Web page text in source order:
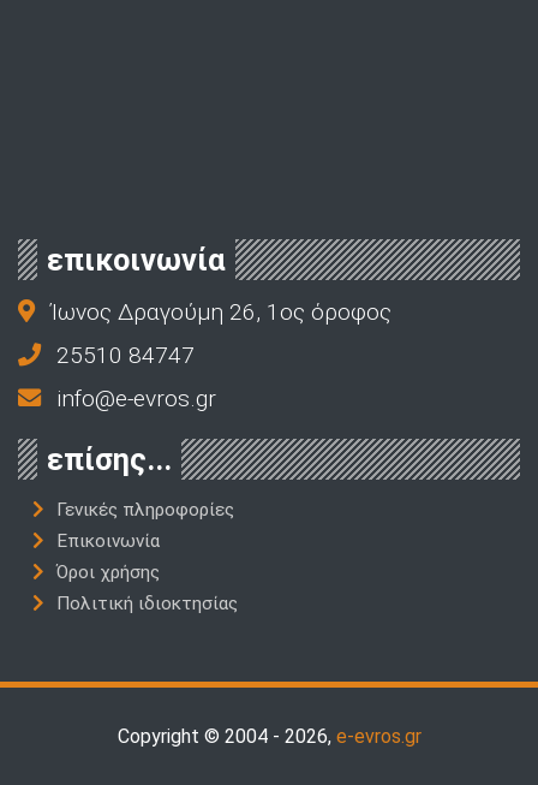
επικοινωνία
Ίωνος Δραγούμη 26, 1ος όροφος
25510 84747
info@e-evros.gr
επίσης...
Γενικές πληροφορίες
Επικοινωνία
Όροι χρήσης
Πολιτική ιδιοκτησίας
Copyright © 2004 - 2026, e-evros.gr